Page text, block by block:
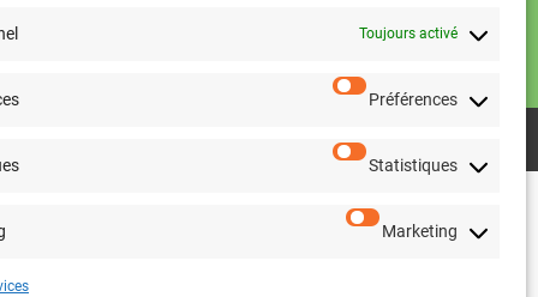
Toujours activé
Préférences
Statistiques
Marketing